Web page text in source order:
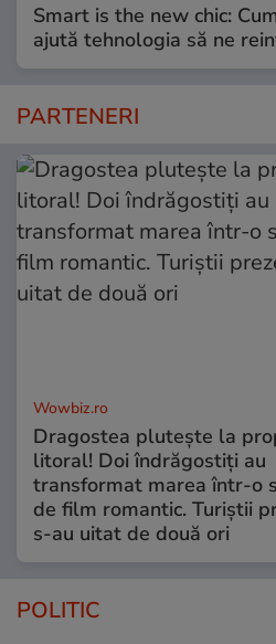
Smart is the new chic:
ajută tehnologia să ne
PARTENERI
Wowbiz.ro
Dragostea plutește la
litoral! Doi îndrăgostiți au
transformat marea într-o
de film romantic. Turiștii
s-au uitat de două ori
POLITIC